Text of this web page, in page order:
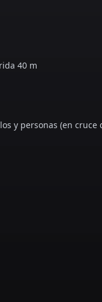
40 m
y personas (en